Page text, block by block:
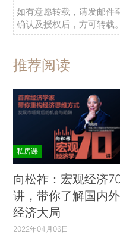
如有意愿转载，请发邮件
确认及授权后，方可转载。
推荐阅读
私房课
向松祚：宏观经济
讲，带你了解国内外
经济大局
2022年04月06日